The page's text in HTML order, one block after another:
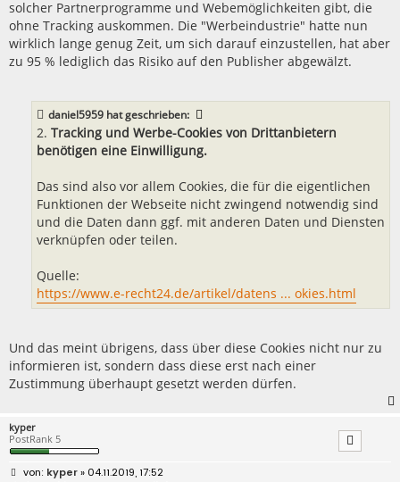
solcher Partnerprogramme und Webemöglichkeiten gibt, die
ohne Tracking auskommen. Die "Werbeindustrie" hatte nun
wirklich lange genug Zeit, um sich darauf einzustellen, hat aber
zu 95 % lediglich das Risiko auf den Publisher abgewälzt.
daniel5959 hat geschrieben:
2. Tracking und Werbe-Cookies von Drittanbietern
benötigen eine Einwilligung.
Das sind also vor allem Cookies, die für die eigentlichen
Funktionen der Webseite nicht zwingend notwendig sind
und die Daten dann ggf. mit anderen Daten und Diensten
verknüpfen oder teilen.
Quelle:
https://www.e-recht24.de/artikel/datens ... okies.html
Und das meint übrigens, dass über diese Cookies nicht nur zu
informieren ist, sondern dass diese erst nach einer
Zustimmung überhaupt gesetzt werden dürfen.
kyper
PostRank 5
B
kyper» 04.11.2019, 17:52